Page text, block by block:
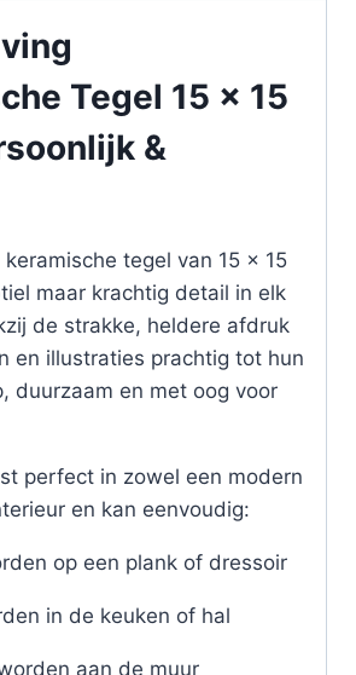
Tegel 15 x 15
&
tegel van 15 x 15
maar krachtig detail in elk
de strakke, heldere afdruk
en illustraties prachtig tot hun
duurzaam en met oog voor
perfect in zowel een modern
en kan eenvoudig:
op een plank of dressoir
in de keuken of hal
aan de muur